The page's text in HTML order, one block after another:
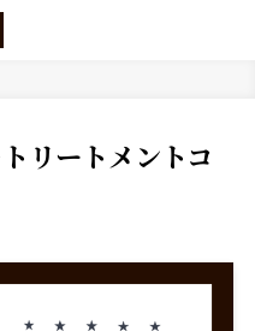
リートメントコ